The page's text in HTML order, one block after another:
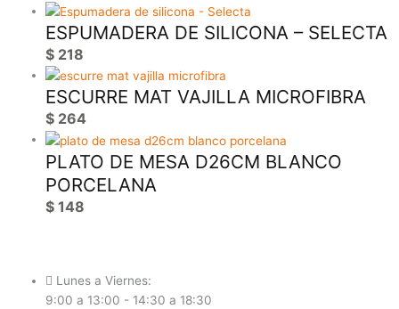
ESPUMADERA DE SILICONA – SELECTA
$ 218
ESCURRE MAT VAJILLA MICROFIBRA
$ 264
PLATO DE MESA D26CM BLANCO
PORCELANA
$ 148
Lunes a Viernes:
9:00 a 13:00 - 14:30 a 18:30